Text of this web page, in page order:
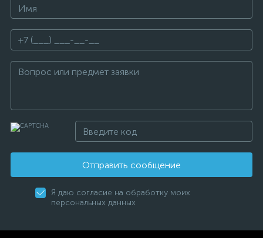
Отправить сообщение
Я даю согласие на обработку моих
персональных данных